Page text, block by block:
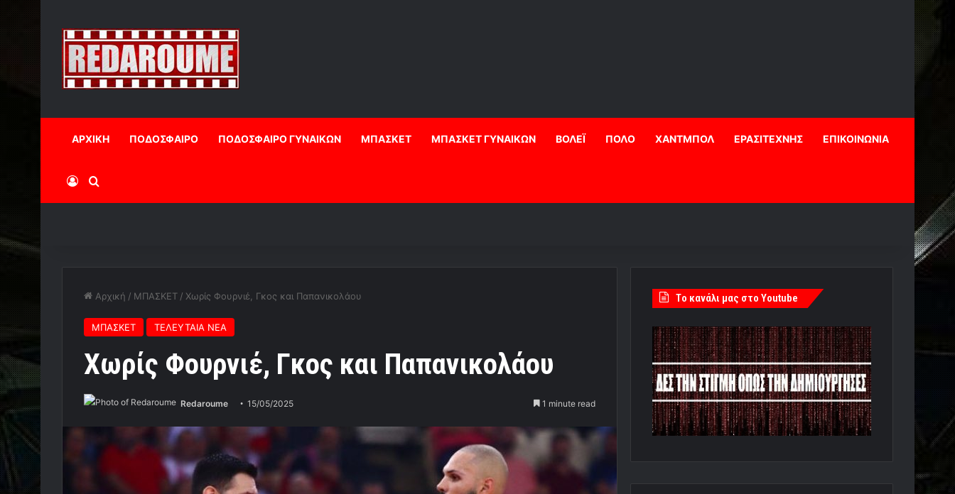
ΑΡΧΙΚΗ ΠΟΔΟΣΦΑΙΡΟ ΠΟΔΟΣΦΑΙΡΟ ΓΥΝΑΙΚΩΝ ΜΠΑΣΚΕΤ ΜΠΑΣΚΕΤ ΓΥΝΑΙΚΩΝ ΒΟΛΕΪ ΠΟΛΟ ΧΑΝΤΜΠΟΛ ΕΡΑΣΙΤΕΧΝΗΣ ΕΠΙΚΟΙΝΩΝΙΑ
Log InΑναζήτηση
Αρχική / ΜΠΑΣΚΕΤ / Χωρίς Φουρνιέ, Γκος και Παπανικολάου
ΜΠΑΣΚΕΤ ΤΕΛΕΥΤΑΙΑ ΝΕΑ
Χωρίς Φουρνιέ, Γκος και Παπανικολάου
Redaroume 15/05/2025 1 minute read
Tο κανάλι μας στο Youtube